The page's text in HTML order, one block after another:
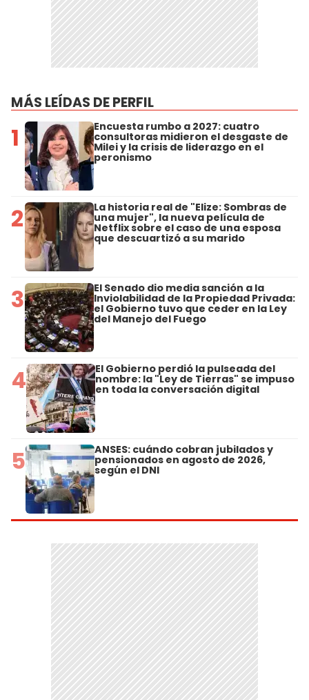
MÁS LEÍDAS DE PERFIL
1 Encuesta rumbo a 2027: cuatro
consultoras midieron el desgaste de
Milei y la crisis de liderazgo en el
peronismo
2 La historia real de "Elize: Sombras de
una mujer", la nueva película de
Netflix sobre el caso de una esposa
que descuartizó a su marido
3 El Senado dio media sanción a la
Inviolabilidad de la Propiedad Privada:
el Gobierno tuvo que ceder en la Ley
del Manejo del Fuego
4 El Gobierno perdió la pulseada del
nombre: la "Ley de Tierras" se impuso
en toda la conversación digital
5 ANSES: cuándo cobran jubilados y
pensionados en agosto de 2026,
según el DNI